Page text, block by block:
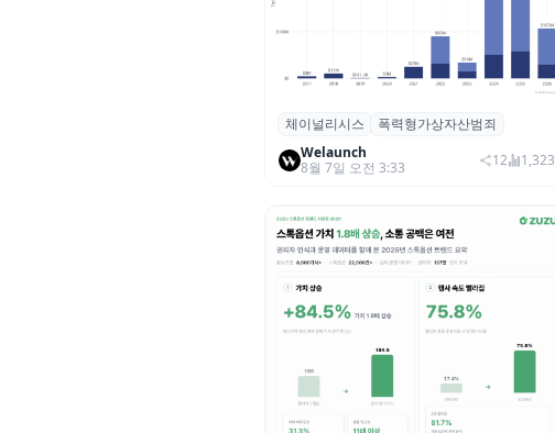
체이널리시스 “가상자산 보유자 대상 폭
력 범죄 증가…상반기 탈취액 3000만 달
러 돌파
체이널리시스
폭력형가상자산범죄
Welaunch
8월 7일 오전 3:33
12 1,323